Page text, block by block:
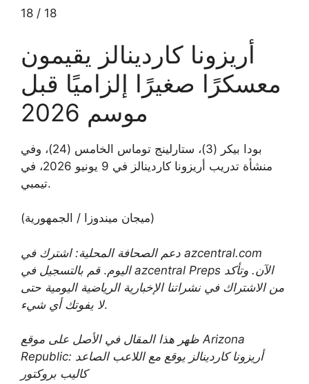
18 / 18
أريزونا كاردينالز يقيمون
معسكرًا صغيرًا إلزاميًا قبل
موسم 2026
بودا بيكر (3)، ستارلينج توماس الخامس (24)، وفي
منشأة تدريب أريزونا كاردينالز في 9 يونيو 2026، في
تيمبي.
(ميجان ميندوزا / الجمهورية)
دعم الصحافة المحلية: اشترك في azcentral.com
اليوم.قم بالتسجيل في azcentral Preps الآن. وتأكد
من الاشتراك في نشراتنا الإخبارية الرياضية اليومية حتى
لا يفوتك أي شيء.
ظهر هذا المقال في الأصل على موقع Arizona
Republic: أريزونا كاردينالز يوقع مع اللاعب الصاعد
كاليب بروكتور